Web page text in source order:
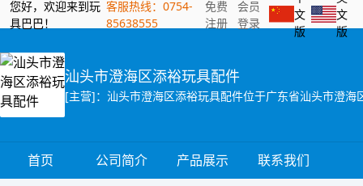
您好，欢迎来到玩
具巴巴！
客服热线：0754-
85638555
免费
注册
会员
登录
文
版
文
版
汕头市澄海区添裕玩具配件
首页 公司简介 产品展示 联系我们